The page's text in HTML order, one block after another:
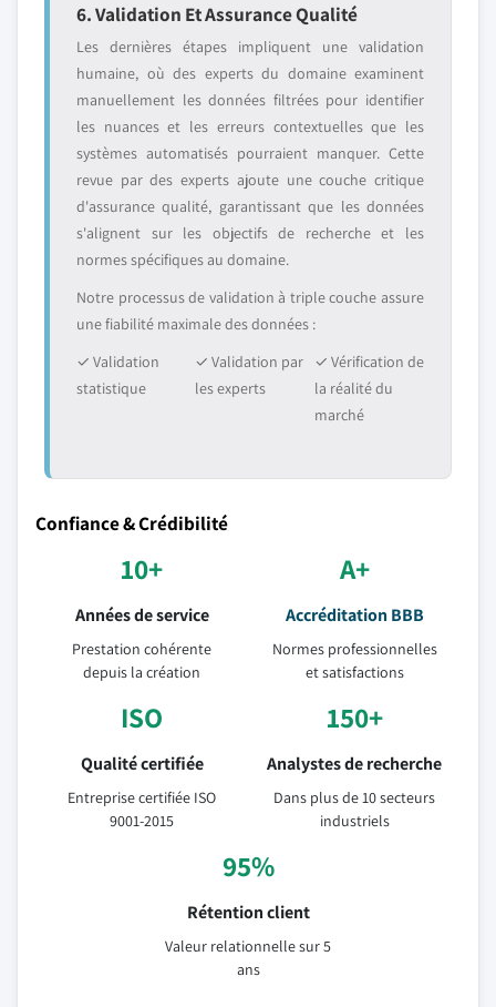
6. Validation Et Assurance Qualité
Les dernières étapes impliquent une validation
humaine, où des experts du domaine examinent
manuellement les données filtrées pour identifier
les nuances et les erreurs contextuelles que les
systèmes automatisés pourraient manquer. Cette
revue par des experts ajoute une couche critique
d'assurance qualité, garantissant que les données
s'alignent sur les objectifs de recherche et les
normes spécifiques au domaine.
Notre processus de validation à triple couche assure
une fiabilité maximale des données :
✓ Validation
statistique
✓ Validation par
les experts
✓ Vérification de
la réalité du
marché
Confiance & Crédibilité
10+
Années de service
Prestation cohérente
depuis la création
A+
Accréditation BBB
Normes professionnelles
et satisfactions
ISO
Qualité certifiée
Entreprise certifiée ISO
9001-2015
150+
Analystes de recherche
Dans plus de 10 secteurs
industriels
95%
Rétention client
Valeur relationnelle sur 5
ans